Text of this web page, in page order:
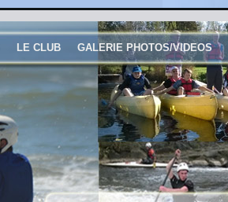
LE CLUB GALERIE PHOTOS/VIDEOS